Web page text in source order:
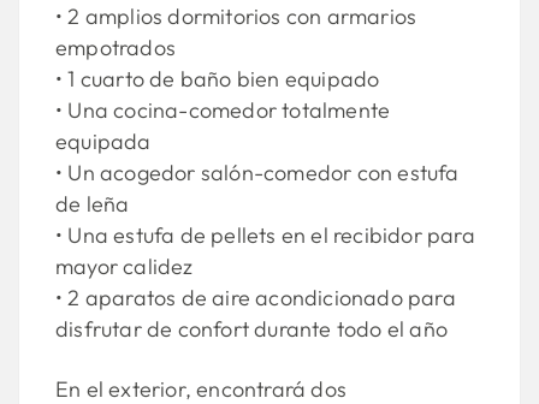
• 2 amplios dormitorios con armarios
empotrados
• 1 cuarto de baño bien equipado
• Una cocina-comedor totalmente
equipada
• Un acogedor salón-comedor con estufa
de leña
• Una estufa de pellets en el recibidor para
mayor calidez
• 2 aparatos de aire acondicionado para
disfrutar de confort durante todo el año
En el exterior, encontrará dos